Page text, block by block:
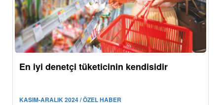
En iyi denetçi tüketicinin kendisidir
KASIM-ARALIK 2024 / ÖZEL HABER